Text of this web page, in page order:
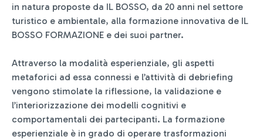
in natura proposte da IL BOSSO, da 20 anni nel settore
turistico e ambientale, alla formazione innovativa de IL
BOSSO FORMAZIONE e dei suoi partner.
Attraverso la modalità esperienziale, gli aspetti
metaforici ad essa connessi e l’attività di debriefing
vengono stimolate la riflessione, la validazione e
l’interiorizzazione dei modelli cognitivi e
comportamentali dei partecipanti. La formazione
esperienziale è in grado di operare trasformazioni